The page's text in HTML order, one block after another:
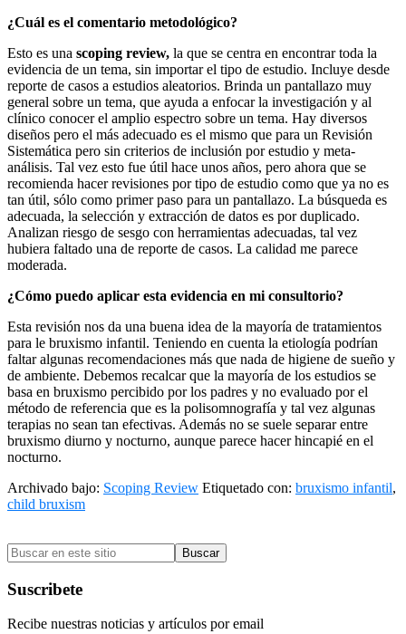
¿Cuál es el comentario metodológico?
Esto es una scoping review, la que se centra en encontrar toda la
evidencia de un tema, sin importar el tipo de estudio. Incluye desde
reporte de casos a estudios aleatorios. Brinda un pantallazo muy
general sobre un tema, que ayuda a enfocar la investigación y al
clínico conocer el amplio espectro sobre un tema. Hay diversos
diseños pero el más adecuado es el mismo que para un Revisión
Sistemática pero sin criterios de inclusión por estudio y meta-
análisis. Tal vez esto fue útil hace unos años, pero ahora que se
recomienda hacer revisiones por tipo de estudio como que ya no es
tan útil, sólo como primer paso para un pantallazo. La búsqueda es
adecuada, la selección y extracción de datos es por duplicado.
Analizan riesgo de sesgo con herramientas adecuadas, tal vez
hubiera faltado una de reporte de casos. La calidad me parece
moderada.
¿Cómo puedo aplicar esta evidencia en mi consultorio?
Esta revisión nos da una buena idea de la mayoría de tratamientos
para le bruxismo infantil. Teniendo en cuenta la etiología podrían
faltar algunas recomendaciones más que nada de higiene de sueño y
de ambiente. Debemos recalcar que la mayoría de los estudios se
basa en bruxismo percibido por los padres y no evaluado por el
método de referencia que es la polisomnografía y tal vez algunas
terapias no sean tan efectivas. Además no se suele separar entre
bruxismo diurno y nocturno, aunque parece hacer hincapié en el
nocturno.
Archivado bajo: Scoping Review Etiquetado con: bruxismo infantil,
child bruxism
Barra
lateral
primaria
Buscar
en
este
sitio
Suscribete
Recibe nuestras noticias y artículos por email